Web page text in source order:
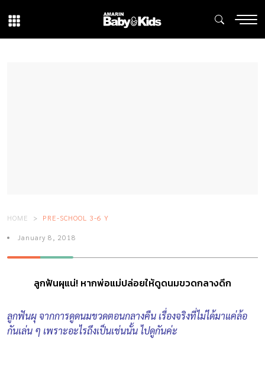
HOME PRE-SCHOOL 3-6 Y
January 8, 2018
ลูกฟันผุแน่! หากพ่อแม่ปล่อยให้ดูดนมขวดกลางดึก
ลูกฟันผุ จากการดูดนมขวดตอนกลางคืน เรื่องจริงที่ไม่ได้มาแค่ล้อ
กันเล่น ๆ เพราะอะไรถึงเป็นเช่นนั้น ไปดูกันค่ะ